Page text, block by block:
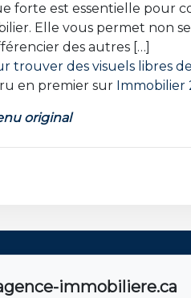
forte est essentielle pour
Elle vous permet non
des autres […]
trouver des visuels libres
en premier sur Immobilier
original
Sergic Québec l'agence
immobiliere.ca